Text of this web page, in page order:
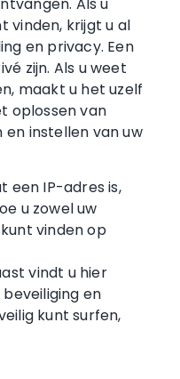
vinden, krijgt u al
en privacy. Een
zijn. Als u weet
maakt u het uzelf
oplossen van
instellen van uw
een IP-adres is,
u zowel uw
vinden op
vindt u hier
en
kunt surfen,